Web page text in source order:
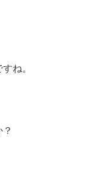
ね。